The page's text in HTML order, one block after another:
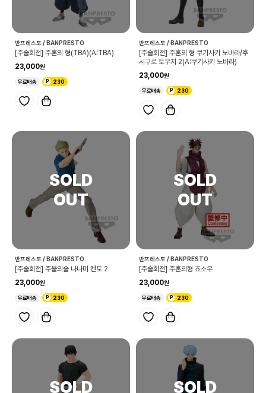
반프레스토 / BANPRESTO
[주술회전] 주혼의 형(TBA)(A:TBA)
23,000
무료배송 230
반프레스토 / BANPRESTO
[주술회전] 주혼의 형 쿠기사키 노바라/후
시구로 토우지 2(A:쿠기사키 노바라)
23,000
무료배송 230
반프레스토 / BANPRESTO
[주술회전] 주불의술 나나미 켄토 2
23,000
무료배송 230
반프레스토 / BANPRESTO
[주술회전] 주혼의형 쵸소우
23,000
무료배송 230